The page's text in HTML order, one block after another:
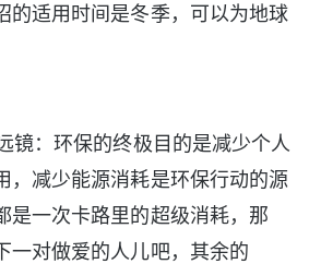
的适用时间是冬季，可以为地球
：环保的终极目的是减少个人
，减少能源消耗是环保行动的源
是一次卡路里的超级消耗，那
一对做爱的人儿吧，其余的